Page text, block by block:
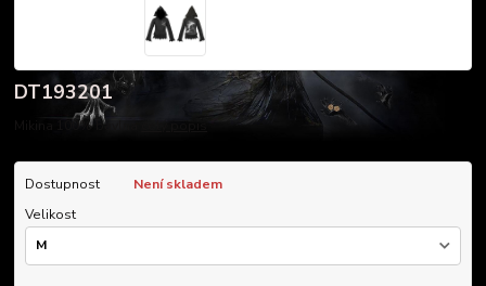
DT193201
Mikina 100% bavlna
Dostupnost
Není skladem
Velikost